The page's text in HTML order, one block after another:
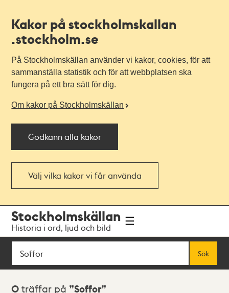
Kakor på stockholmskallan
.stockholm.se
På Stockholmskällan använder vi kakor, cookies, för att
sammanställa statistik och för att webbplatsen ska
fungera på ett bra sätt för dig.
Om kakor på Stockholmskällan
Godkänn alla kakor
Välj vilka kakor vi får använda
navigationen
huvudinnehållet
Stockholmskällan
Historia i ord, ljud och bild
Sök
Sök
Sökresultat
0 träffar på Soffor